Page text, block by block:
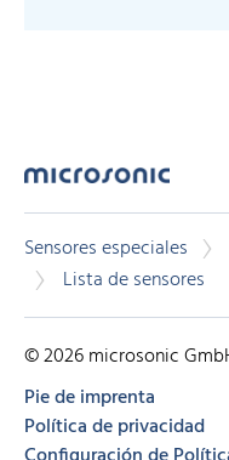
Sensores especiales
Lista de sensores
© 2026 microsonic
Pie de imprenta
Política de privacidad